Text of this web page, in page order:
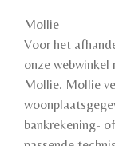
Mollie
Voor het
onze webwinkel
Mollie. Mollie
bankrekening-